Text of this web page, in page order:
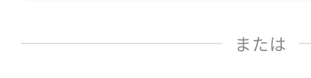
または